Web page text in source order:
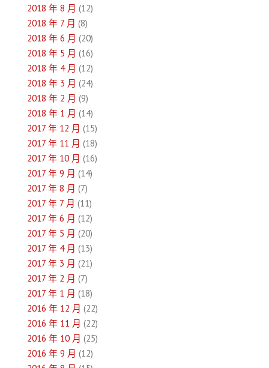
2018 年 8 月 (12)
2018 年 7 月 (8)
2018 年 6 月 (20)
2018 年 5 月 (16)
2018 年 4 月 (12)
2018 年 3 月 (24)
2018 年 2 月 (9)
2018 年 1 月 (14)
2017 年 12 月 (15)
2017 年 11 月 (18)
2017 年 10 月 (16)
2017 年 9 月 (14)
2017 年 8 月 (7)
2017 年 7 月 (11)
2017 年 6 月 (12)
2017 年 5 月 (20)
2017 年 4 月 (13)
2017 年 3 月 (21)
2017 年 2 月 (7)
2017 年 1 月 (18)
2016 年 12 月 (22)
2016 年 11 月 (22)
2016 年 10 月 (25)
2016 年 9 月 (12)